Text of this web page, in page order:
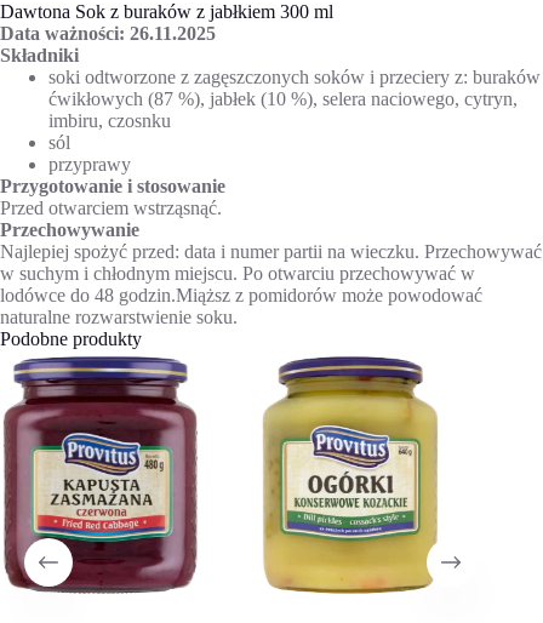
Dawtona Sok z buraków z jabłkiem 300 ml
Data ważności: 26.11.2025
Składniki
soki odtworzone z zagęszczonych soków i przeciery z: buraków
ćwikłowych (87 %), jabłek (10 %), selera naciowego, cytryn,
imbiru, czosnku
sól
przyprawy
Przygotowanie i stosowanie
Przed otwarciem wstrząsnąć.
Przechowywanie
Najlepiej spożyć przed: data i numer partii na wieczku. Przechowywać
w suchym i chłodnym miejscu. Po otwarciu przechowywać w
lodówce do 48 godzin.Miąższ z pomidorów może powodować
naturalne rozwarstwienie soku.
Podobne produkty